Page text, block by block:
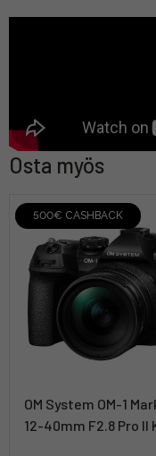
Osta myös
500€ CASHBACK
OM System OM-1
12-40mm F2.8 Pro II